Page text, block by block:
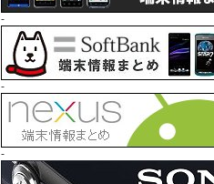
-
-
-